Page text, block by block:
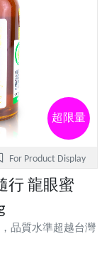
超限量
For Product Display
行 龍眼蜜
品質水準超越台灣